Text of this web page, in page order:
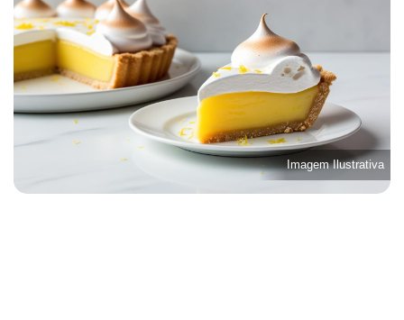
Imagem Ilustrativa